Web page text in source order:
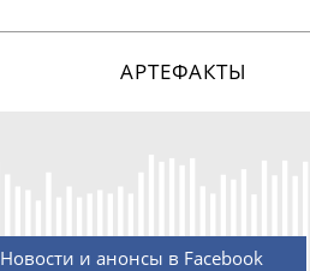
АРТЕФАКТЫ
Новости и анонсы в Facebook